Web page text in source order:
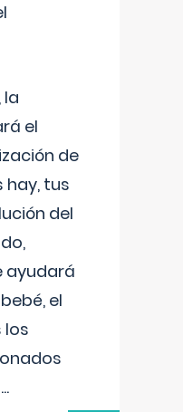
la
el
de
hay, tus
del
ayudará
el
los
...